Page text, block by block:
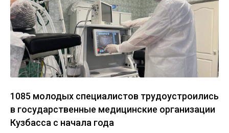
1085 молодых специалистов трудоустроились
в государственные медицинские организации
Кузбасса с начала года